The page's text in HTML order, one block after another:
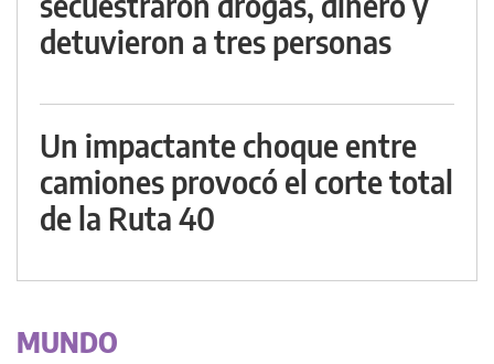
detuvieron a tres personas
Un impactante choque entre
camiones provocó el corte total
de la Ruta 40
MUNDO